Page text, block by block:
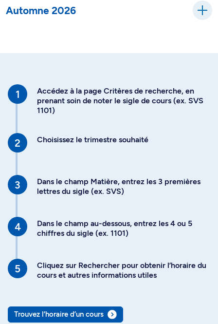
Automne 2026
Accédez à la page Critères de recherche, en
prenant soin de noter le sigle de cours (ex. SVS
1101)
Choisissez le trimestre souhaité
Dans le champ Matière, entrez les 3 premières
lettres du sigle (ex. SVS)
Dans le champ au-dessous, entrez les 4 ou 5
chiffres du sigle (ex. 1101)
Cliquez sur Rechercher pour obtenir l’horaire du
cours et autres informations utiles
Trouvez l’horaire d’un cours